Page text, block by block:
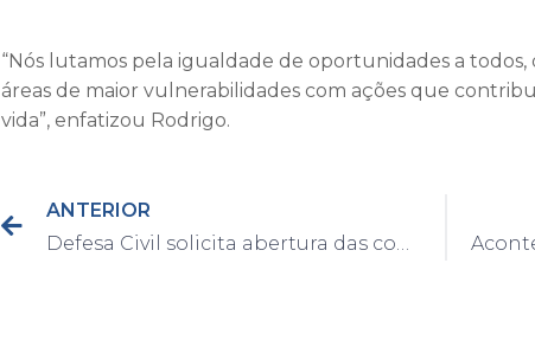
“Nós lutamos pela igualdade de oportunidades a
áreas de maior vulnerabilidades com ações que
vida”, enfatizou Rodrigo.
ANTERIOR